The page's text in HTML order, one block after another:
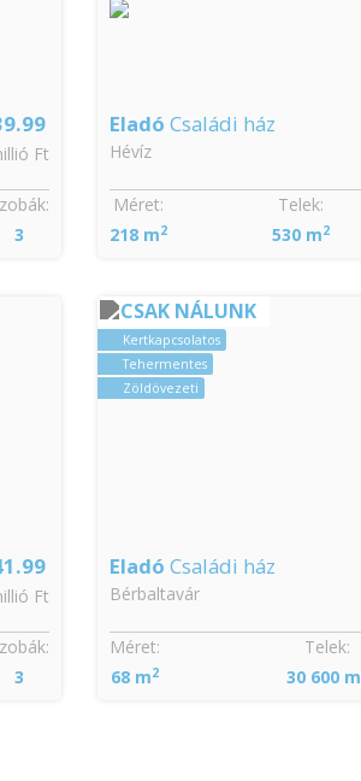
Ft
3
Eladó Családi ház
Hévíz
Méret:
218 m2
Telek:
530 m2
Ft
3
CSAK NÁLUNK
Kertkapcsolatos
Tehermentes
Zöldövezeti
Eladó Családi ház
Bérbaltavár
Méret:
68 m2
Telek:
30 600 m